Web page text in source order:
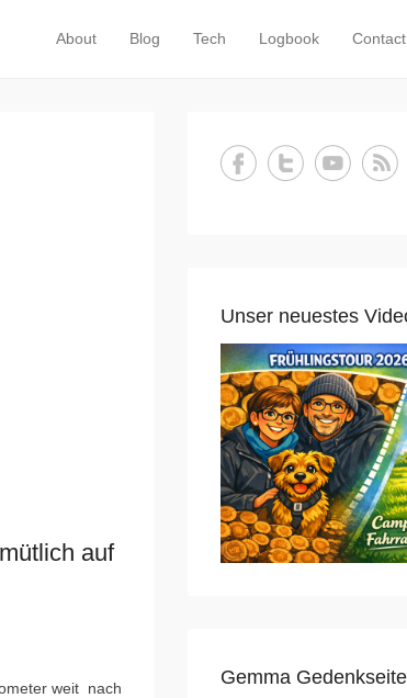
Primäres Menü
Zum Inhalt springen
About Blog Tech Logbook
auf
weit nach
Unser neuestes
Gemma Gedenkseite